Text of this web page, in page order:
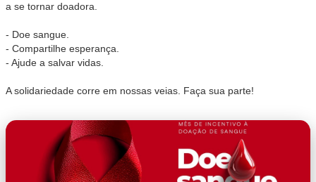
a se tornar doadora.
- Doe sangue.
- Compartilhe esperança.
- Ajude a salvar vidas.
A solidariedade corre em nossas veias. Faça sua parte!